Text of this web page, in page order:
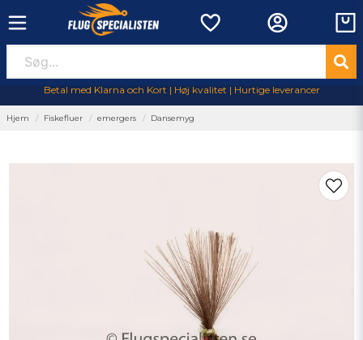
Betal med Klarna och Kort | Høj kvalitet | Hurtige leverancer
Hjem Fiskefluer emergers Dansemyg